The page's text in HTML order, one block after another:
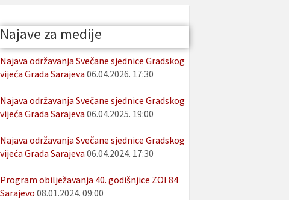
Najave za medije
Najava održavanja Svečane sjednice Gradskog
vijeća Grada Sarajeva 06.04.2026. 17:30
Najava održavanja Svečane sjednice Gradskog
vijeća Grada Sarajeva 06.04.2025. 19:00
Najava održavanja Svečane sjednice Gradskog
vijeća Grada Sarajeva 06.04.2024. 17:30
Program obilježavanja 40. godišnjice ZOI 84
Sarajevo 08.01.2024. 09:00